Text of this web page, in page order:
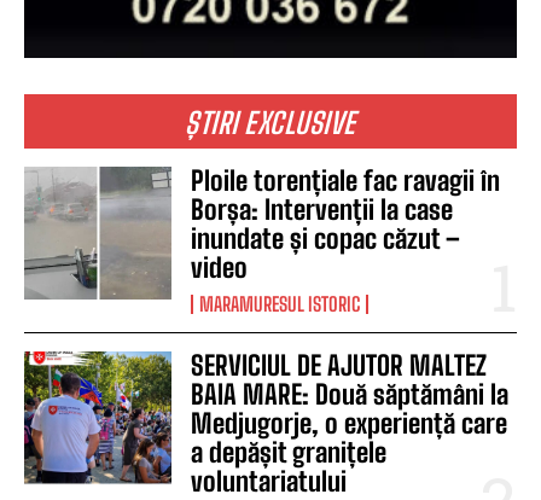
ȘTIRI EXCLUSIVE
Ploile torențiale fac ravagii în
Borșa: Intervenții la case
inundate și copac căzut –
video
MARAMURESUL ISTORIC
SERVICIUL DE AJUTOR MALTEZ
BAIA MARE: Două săptămâni la
Medjugorje, o experiență care
a depășit granițele
voluntariatului